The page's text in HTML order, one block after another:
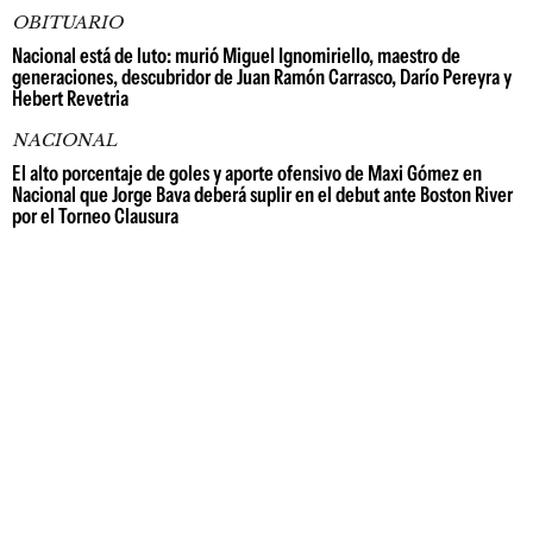
OBITUARIO
Nacional está de luto: murió Miguel Ignomiriello, maestro de
generaciones, descubridor de Juan Ramón Carrasco, Darío Pereyra y
Hebert Revetria
NACIONAL
El alto porcentaje de goles y aporte ofensivo de Maxi Gómez en
Nacional que Jorge Bava deberá suplir en el debut ante Boston River
por el Torneo Clausura